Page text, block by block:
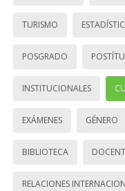
TURISMO
POSGRADO
INSTITUCIONALES
EXÁMENES GÉNERO
BIBLIOTECA
RELACIONES